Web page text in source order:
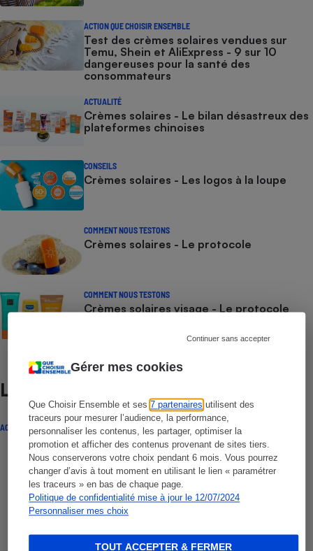
Gérer mes cookies
Que Choisir Ensemble et ses7 partenaires utilisent des
traceurs pour mesurer l’audience, la performance,
personnaliser les contenus, les partager, optimiser la
promotion et afficher des contenus provenant de sites tiers.
Nous conserverons votre choix pendant 6 mois. Vous pourrez
changer d’avis à tout moment en utilisant le lien « paramétrer
les traceurs » en bas de chaque page.
Politique de confidentialité mise à jour le 12/07/2024
Personnaliser mes choix
Continuer sans accepter
TOUT ACCEPTER & FERMER
ACTION QUE CHOISIR ENSEMBLE
Test des crèmes solaires vendues sur
Temu, Shein et AliExpress - 9 sur 10
dangereuses pour la santé des
consommateurs
ACTUALITÉ
Crèmes solaires - Le bilan désastreux des
plateformes chinoises
CONSEILS
Crèmes solaires - Les logos à la loupe
COMMENT NOUS TESTONS
Crèmes solaires - Le protocole
COMMENT NOUS TESTONS
Crèmes solaires visage - Le protocole
Lire aussi
ACTUALITÉ